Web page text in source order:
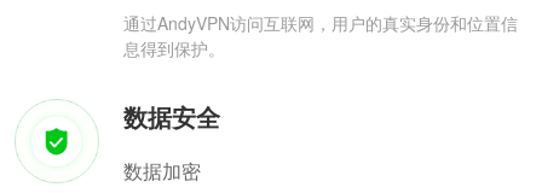
通过AndyVPN访问互联网，用户的真实身份和位置信
息得到保护。
数据安全
数据加密